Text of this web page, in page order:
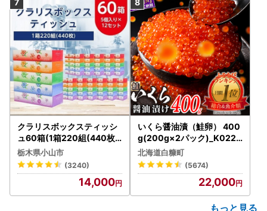
クラリスボックスティッシ
ュ60箱(1箱220組(440枚))
(5個入り×12セット)【配送
不可地域：離島・沖縄県】
【1256759】
栃木県小山市
(3240)
14,000
いくら醤油漬（鮭卵） 400
g(200g×2パック)_K022-
1676
北海道白糠町
(5674)
22,000
もっと見る